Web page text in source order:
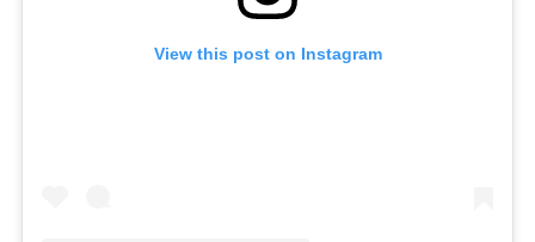
View this post on Instagram